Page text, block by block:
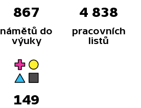
867
námětů do
výuky
4 838
pracovních
listů
149